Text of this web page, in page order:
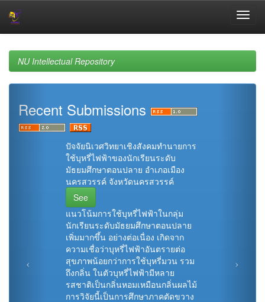
navigationNU Intellectual Repository
Recent Submissions
ปัจจัยนิเวศวิทยาเชิงสังคมทำนายการ
ใช้บุหรี่ไฟฟ้าของนักเรียนระดับ
มัธยมศึกษาตอนปลาย อำเภอเมือง
นครสวรรค์ จังหวัดนครสวรรค์
See
แนวโน้มการใช้บุหรี่ไฟฟ้าในกลุ่ม
นักเรียนระดับมัธยมศึกษาตอนปลาย
เพิ่มมากขึ้น อย่างต่อเนื่อง เกิดจาก
ความเชื่อว่าบุหรี่ไฟฟ้าอันตรายต่อ
สุขภาพน้อยกว่าการใช้บุหรี่มวน รวม
ถึงกลิ่น ในตัวบุหรี่ไฟฟ้ามีหลาย
รสชาติเป็นกลิ่นหอมเหมือนกลิ่นผลไม้
การวิจัยนี้เป็นการศึกษาภาคตัดขวาง